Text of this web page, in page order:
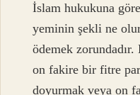
İslam hukukuna
yeminin şekli ne
ödemek
on fakire bir fitre
doyurmak veya on